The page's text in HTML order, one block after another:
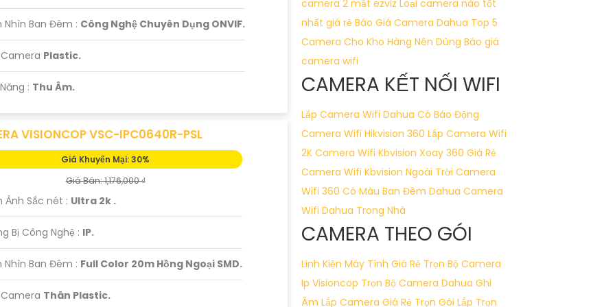
giới thiệu dịch vụ lắp Camera IP cho khách hàng. Nếu cần thêm sự điều chỉnh hoặc hỗ trợ, vui
Ban Đêm : Công Nghệ Chuyên Dụng ONVIF.
Plastic.
: Thu Âm.
VISIONCOP VSC-IPC0640R-PSL
Giá Khuyến Mại: 30%
Giá Bán: 1,176,000 ₫
️
Ảnh Sắc nét : Ultra 2k .
Bị Công Nghệ : IP.
Ban Đêm : Full Color 20m Hồng Ngoại SMD.
Thân Plastic.
camera 2 mắt ezviz Loại camera nào tốt
nhất giá rẻ Báo Giá Camera Dahua Top 5
Camera Cho Kho Hàng Nên Dùng Báo giá
camera wifi
CAMERA KẾT NỐI WIFI
Lắp Camera Wifi Dahua Có Báo Động
Camera Wifi Hikvision 360 Lắp Camera Wifi
2K Camera Wifi Kbvision Xoay 360 Giá Rẻ
Camera Wifi Kbvision Ngoài Trời Camera
Wifi 360 Có Màu Ban Đêm Dahua Camera
Wifi Dahua Trong Nhà
CAMERA THEO GÓI
Linh Kiện Máy Tính Giá Rẻ Trọn Bộ Camera
Ip Visioncop Trọn Bộ Camera Dahua Ghi
Âm Lắp Camera Giá Rẻ Trọn Gói Lắp Trọn